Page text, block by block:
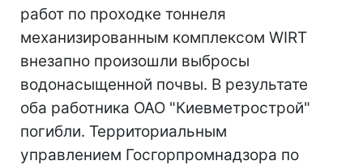
работ по проходке тоннеля
механизированным комплексом WIRT
внезапно произошли выбросы
водонасыщенной почвы. В результате
оба работника ОАО "Киевметрострой"
погибли. Территориальным
управлением Госгорпромнадзора по